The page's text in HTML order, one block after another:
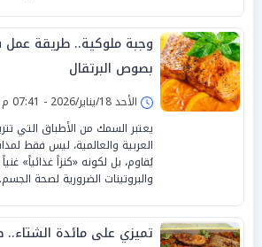
وجبة ملوكية.. طريقة عمل
بصوص البرتقال
الأحد 18/يناير/2026 - 07:41 م
يعتبر السمك من الأطباق التي
العربية والعالمية، ليس فقط
يُقاوم، بل لكونه «كنزاً غذائياً»
والبروتينات الضرورية لصحة الجسم.
تميزي على مائدة